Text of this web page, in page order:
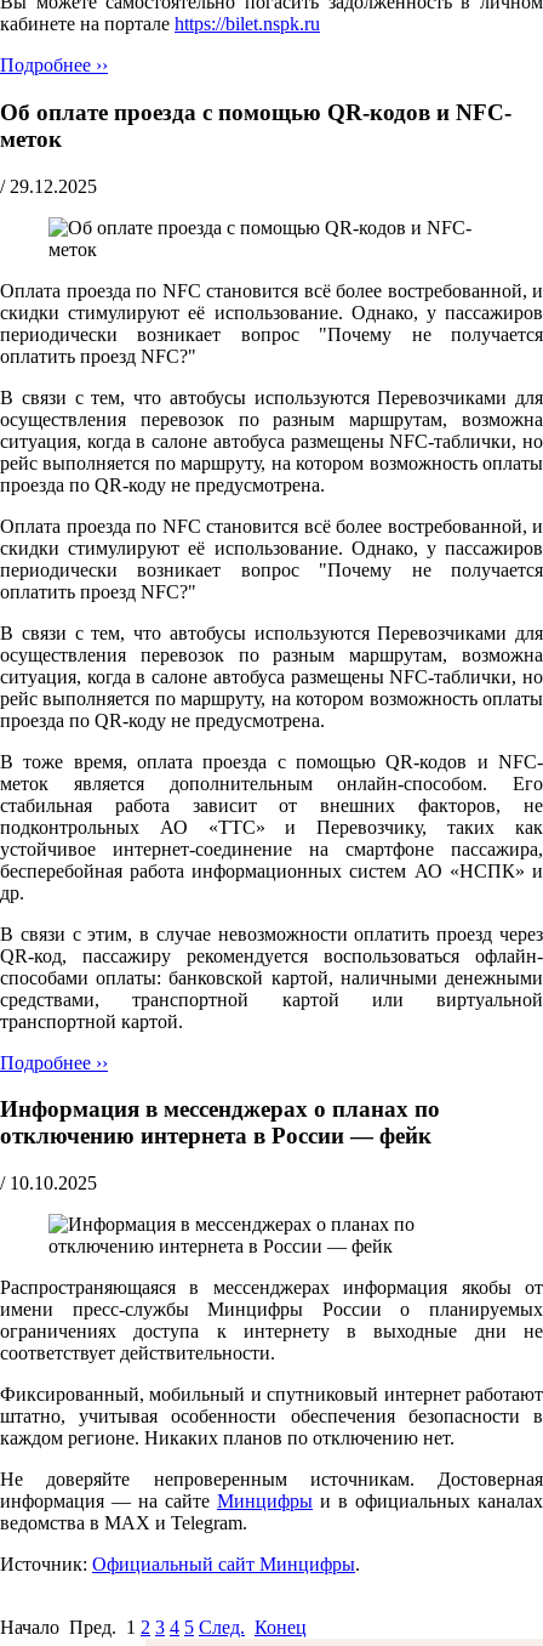
кабинете на портале https://bilet.nspk.ru
Подробнее ››
Об оплате проезда с помощью QR-кодов и NFC-
меток
/ 29.12.2025
Оплата проезда по NFC становится всё более востребованной, и
скидки стимулируют её использование. Однако, у пассажиров
периодически возникает вопрос "Почему не получается
оплатить проезд NFC?"
В связи с тем, что автобусы используются Перевозчиками для
осуществления перевозок по разным маршрутам, возможна
ситуация, когда в салоне автобуса размещены NFC-таблички, но
рейс выполняется по маршруту, на котором возможность оплаты
проезда по QR-коду не предусмотрена.
Оплата проезда по NFC становится всё более востребованной, и
скидки стимулируют её использование. Однако, у пассажиров
периодически возникает вопрос "Почему не получается
оплатить проезд NFC?"
В связи с тем, что автобусы используются Перевозчиками для
осуществления перевозок по разным маршрутам, возможна
ситуация, когда в салоне автобуса размещены NFC-таблички, но
рейс выполняется по маршруту, на котором возможность оплаты
проезда по QR-коду не предусмотрена.
В тоже время, оплата проезда с помощью QR-кодов и NFC-
меток является дополнительным онлайн-способом. Его
стабильная работа зависит от внешних факторов, не
подконтрольных АО «ТТС» и Перевозчику, таких как
устойчивое интернет-соединение на смартфоне пассажира,
бесперебойная работа информационных систем АО «НСПК» и
др.
В связи с этим, в случае невозможности оплатить проезд через
QR-код, пассажиру рекомендуется воспользоваться офлайн-
способами оплаты: банковской картой, наличными денежными
средствами, транспортной картой или виртуальной
транспортной картой.
Подробнее ››
Информация в мессенджерах о планах по
отключению интернета в России — фейк
/ 10.10.2025
Распространяющаяся в мессенджерах информация якобы от
имени пресс-службы Минцифры России о планируемых
ограничениях доступа к интернету в выходные дни не
соответствует действительности.
Фиксированный, мобильный и спутниковый интернет работают
штатно, учитывая особенности обеспечения безопасности в
каждом регионе. Никаких планов по отключению нет.
Не доверяйте непроверенным источникам. Достоверная
информация — на сайте Минцифры и в официальных каналах
ведомства в MAX и Telegram.
Источник: Официальный сайт Минцифры.
Начало Пред. 1 2 3 4 5 След. Конец